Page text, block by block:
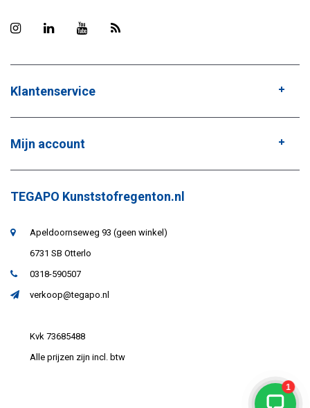
Klantenservice
Mijn account
TEGAPO Kunststofregenton.nl
Apeldoornseweg 93 (geen winkel)
6731 SB Otterlo
0318-590507
verkoop@tegapo.nl
Kvk 73685488
Alle prijzen zijn incl. btw